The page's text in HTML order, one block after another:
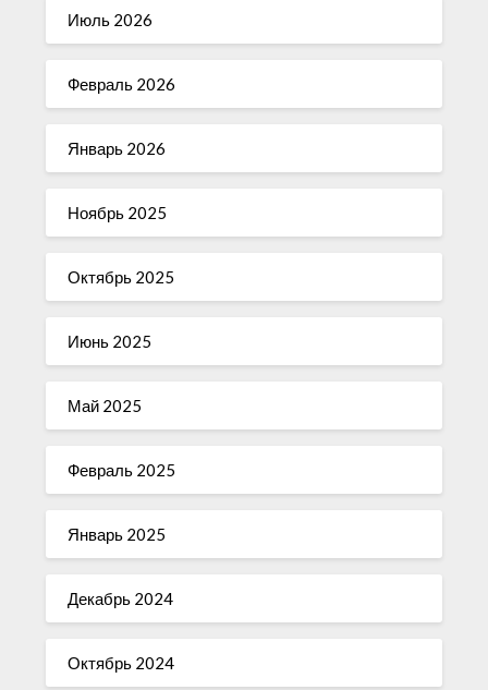
Июль 2026
Февраль 2026
Январь 2026
Ноябрь 2025
Октябрь 2025
Июнь 2025
Май 2025
Февраль 2025
Январь 2025
Декабрь 2024
Октябрь 2024